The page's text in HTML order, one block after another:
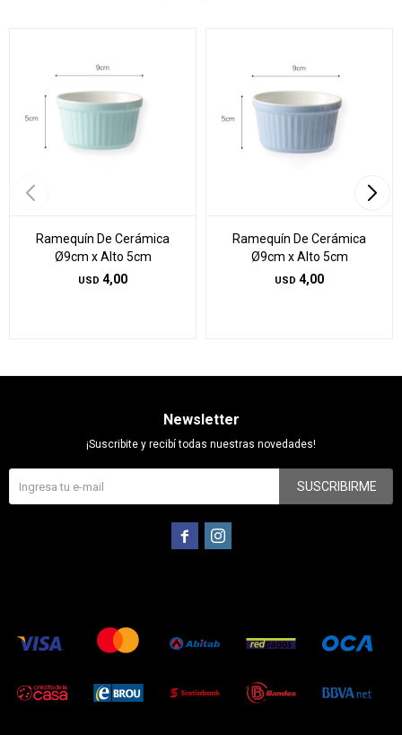
Ramequín De Cerámica
Ø9cm x Alto 5cm
USD 4,00
Ramequín De Cerámica
Ø9cm x Alto 5cm
USD 4,00
Newsletter
¡Suscribite y recibí todas nuestras novedades!
SUSCRIBIRME
 